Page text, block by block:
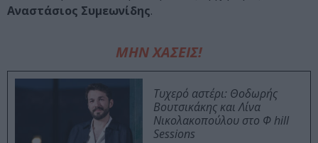
Αναστάσιος Συμεωνίδης.
ΜΗΝ ΧΑΣΕΙΣ!
Τυχερό αστέρι: Θοδωρής
Βουτσικάκης και Λίνα
Νικολακοπούλου στο Φ hill
Sessions